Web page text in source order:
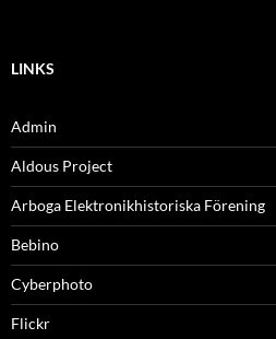
LINKS
Admin
Aldous Project
Arboga Elektronikhistoriska Förening
Bebino
Cyberphoto
Flickr